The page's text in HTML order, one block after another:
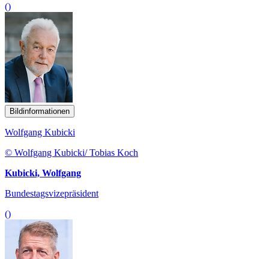
()
Bildinformationen
Wolfgang Kubicki
© Wolfgang Kubicki/ Tobias Koch
Kubicki, Wolfgang
Bundestagsvizepräsident
()